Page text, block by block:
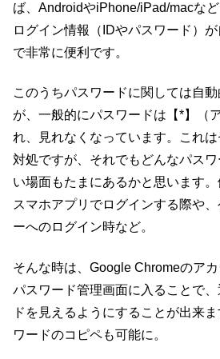
ば、AndroidやiPhone/iPad/macな
ログイン情報（IDやパスワード）
で非常に便利です。
このうちパスワードに関しては自
が、一般的にパスワードは【*】（
れ、見れなくなっています。これ
対処ですが、それでもどんなパス
い場面もたまにあるかと思います
スマホアプリでログインする際や
ーへのログイン時など。
そんな時は、Google Chromeのア
パスワード管理画面に入ることで
ドを見えるようにすることが出来
ワードのコピペも可能に。